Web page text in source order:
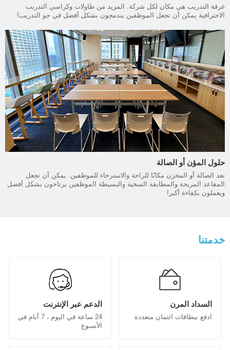
غرفة التدريب هي مكان لكل شركة. المزيد من طاولات وكراسي التدريب
الاحترافية يمكن أن تجعل الموظفين يندمجون بشكل أفضل في جو التدريب!
حلول المؤن أو الصالة
تعد الصالة أو المخزن مكانًا للراحة والاسترخاء للموظفين. يمكن أن تجعل
المقاعد المريحة والمطابقة السخية والبسيطة الموظفين يرتاحون بشكل أفضل
ويعملون بكفاءة أكبر!
خدمتنا
السداد المرن
ادفع ببطاقات ائتمان متعددة
الدعم عبر الإنترنت
24 ساعة في اليوم ، 7 أيام في
الأسبوع